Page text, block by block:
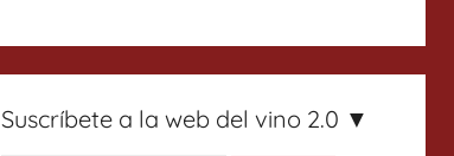
Suscríbete a la web del vino 2.0 ▼